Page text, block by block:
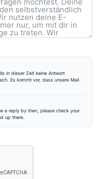
in dieser Zeit keine Antwort
Es kommt vor, dass unsere Mail
a reply by then, please check your
up there.